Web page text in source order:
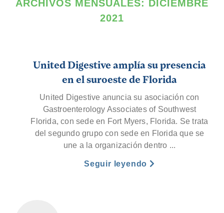
ARCHIVOS MENSUALES: DICIEMBRE
2021
United Digestive amplía su presencia
en el suroeste de Florida
United Digestive anuncia su asociación con
Gastroenterology Associates of Southwest
Florida, con sede en Fort Myers, Florida. Se trata
del segundo grupo con sede en Florida que se
une a la organización dentro ...
Seguir leyendo